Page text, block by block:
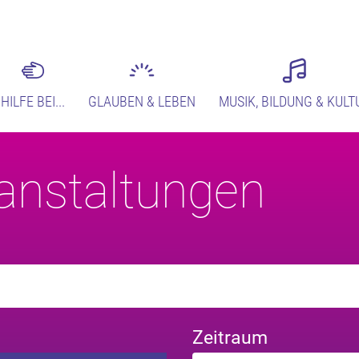
HILFE BEI... GLAUBEN & LEBEN MUSIK, BILDUNG &
Zeitraum